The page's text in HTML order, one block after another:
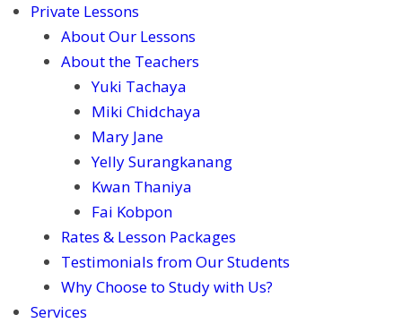
Private Lessons
About Our Lessons
About the Teachers
Yuki Tachaya
Miki Chidchaya
Mary Jane
Yelly Surangkanang
Kwan Thaniya
Fai Kobpon
Rates & Lesson Packages
Testimonials from Our Students
Why Choose to Study with Us?
Services